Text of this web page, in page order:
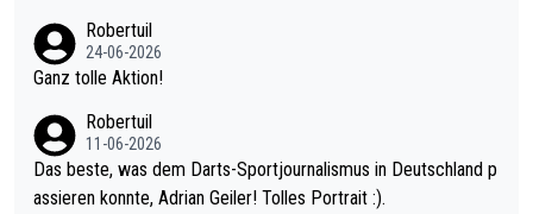
mal 40+ erst recht. Da gewinnst keinen Blumentopf - ist ja noc
h krasser wie ein Pokalspiel eines Kreisligisten vs einem Bund
Robertuil
24-06-2026
Ganz tolle Aktion!
Robertuil
11-06-2026
Das beste, was dem Darts-Sportjournalismus in Deutschland p
assieren konnte, Adrian Geiler! Tolles Portrait :).